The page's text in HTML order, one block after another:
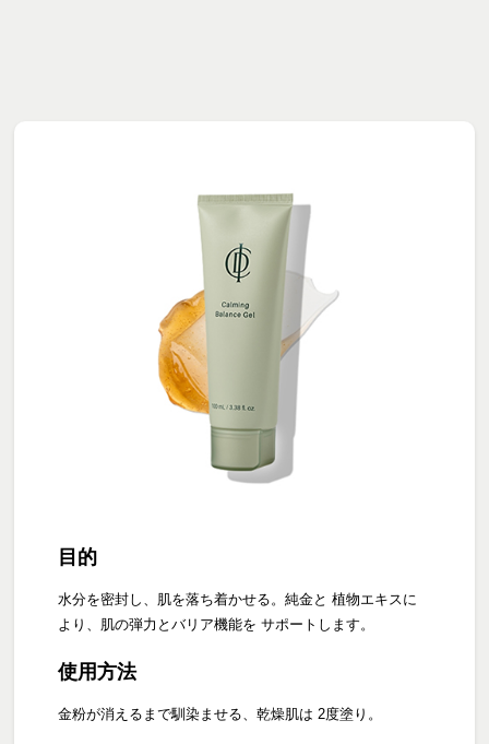
目的
水分を密封し、肌を落ち着かせる。純金と 植物エキスに
より、肌の弾力とバリア機能を サポートします。
使用方法
金粉が消えるまで馴染ませる、乾燥肌は 2度塗り。